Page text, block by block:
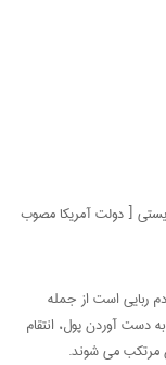
[ دولت آمریکا مصوب
ربایی است از جمله
دست آوردن پول، انتقام
مرتکب می شوند.